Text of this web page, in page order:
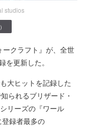
studios
クラフト』が、全世
更新した。
大ヒットを記録した
られるブリザード・
リーズの『ワール
録者最多の